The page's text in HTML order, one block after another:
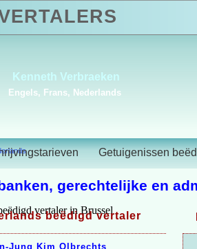
Getuigenissen
Pol Cverle
Nederlands, Sloveens
gerechtelijke en
Jung Kim Olbrechts
beëdigd vertaler